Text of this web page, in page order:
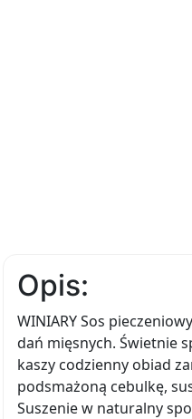
Opis:
WINIARY Sos
dań mięsnych. Świetnie
kaszy codzienny obiad
podsmażoną cebulkę,
Suszenie w naturalny